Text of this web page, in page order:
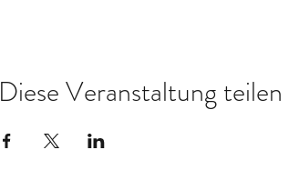
Diese Veranstaltung teilen